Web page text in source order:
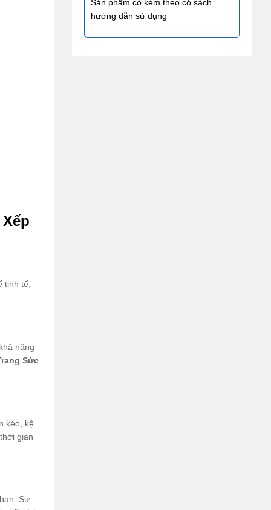
tinh tế,
năng
Sức
kéo, kệ
gian
Sự
Sản phẩm có kèm theo có sách
hướng dẫn sử dụng